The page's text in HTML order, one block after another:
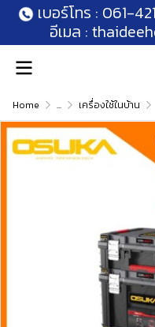
เบอร์โทร : 061-
อีเมล :
Home ... เครื่องใช้ในบ้าน